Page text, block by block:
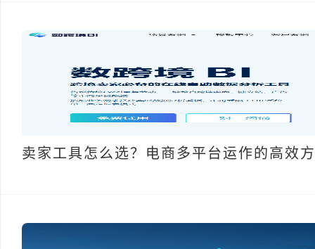
卖家工具怎么选？电商多平台运作的高效